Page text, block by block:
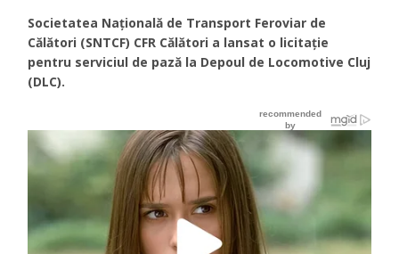
Societatea Națională de Transport Feroviar de
Călători (SNTCF) CFR Călători a lansat o licitație
pentru serviciul de pază la Depoul de Locomotive Cluj
(DLC).